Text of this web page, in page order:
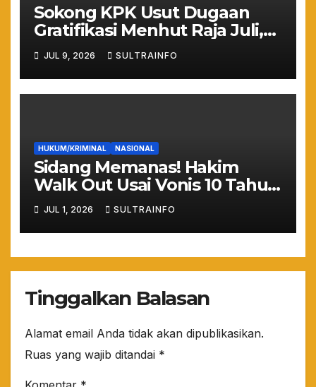
Sokong KPK Usut Dugaan
Gratifikasi Menhut Raja Juli,
WHN: Jangan Sampai Hutan
Gundul Bikin Banjir!
JUL 9, 2026 SULTRAINFO
HUKUM/KRIMINAL NASIONAL
Sidang Memanas! Hakim
Walk Out Usai Vonis 10 Tahun
Nadiem Makarim, Kuasa
Hukum: “Yang Mulia Takut
Ya!”
JUL 1, 2026 SULTRAINFO
Tinggalkan Balasan
Alamat email Anda tidak akan dipublikasikan.
Ruas yang wajib ditandai *